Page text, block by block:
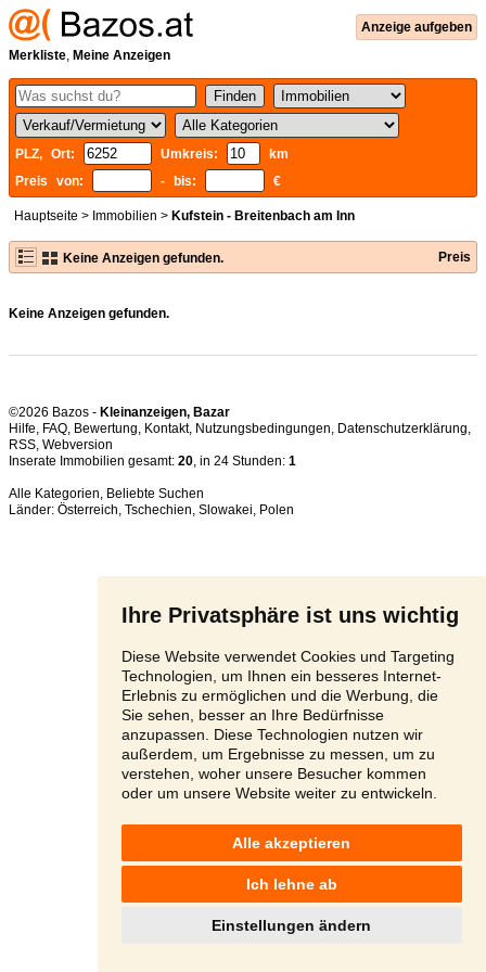
Ihre Privatsphäre ist uns wichtig
Diese Website verwendet Cookies und Targeting
Technologien, um Ihnen ein besseres Internet-
Erlebnis zu ermöglichen und die Werbung, die
Sie sehen, besser an Ihre Bedürfnisse
anzupassen. Diese Technologien nutzen wir
außerdem, um Ergebnisse zu messen, um zu
verstehen, woher unsere Besucher kommen
oder um unsere Website weiter zu entwickeln.
Alle akzeptieren
Ich lehne ab
Einstellungen ändern
Anzeige aufgeben
Merkliste, Meine Anzeigen
PLZ, Ort: Umkreis:
km
Preis von:
- bis: €
Hauptseite > Immobilien > Kufstein - Breitenbach am Inn
Keine Anzeigen gefunden. Preis
Keine Anzeigen gefunden.
©2026 Bazos - Kleinanzeigen, Bazar
Hilfe, FAQ, Bewertung, Kontakt, Nutzungsbedingungen, Datenschutzerklärung,
RSS,
Inserate Immobilien gesamt: 20, in 24 Stunden: 1
Alle Kategorien, Beliebte Suchen
Länder: Österreich, Tschechien, Slowakei, Polen